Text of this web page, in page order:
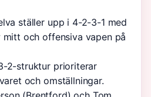
ställer upp i 4-2-3-1 med
mitt och offensiva vapen på
2-struktur prioriterar
och omställningar.